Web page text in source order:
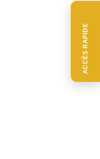
ACCÈS RAPIDE